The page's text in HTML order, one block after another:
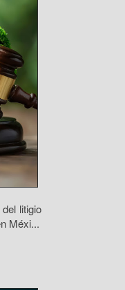
litigio
Méxi...